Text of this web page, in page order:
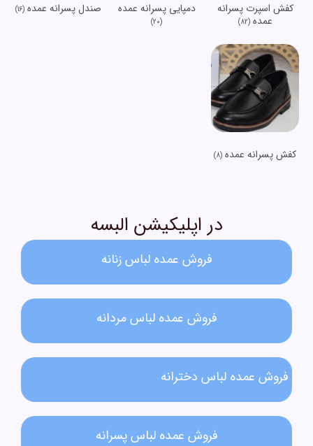
کفش اسپرت پسرانه
عمده(82)
دمپایی پسرانه عمده
(20)
صندل پسرانه عمده(16)
کفش پسرانه عمده (8)
در اپلیکیشن البسه
فروش عمده لباس زنانه​
فروش عمده لباس مردانه​
فروش عمده لباس دخترانه​
فروش عمده لباس پسرانه